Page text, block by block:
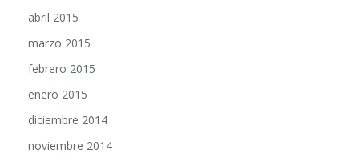
abril 2015
marzo 2015
febrero 2015
enero 2015
diciembre 2014
noviembre 2014